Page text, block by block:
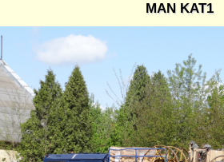
MAN KAT1